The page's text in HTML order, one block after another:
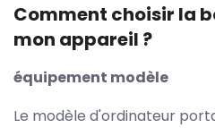
Comment choisir la
mon appareil ?
équipement modèle
Le modèle d'ordinateur